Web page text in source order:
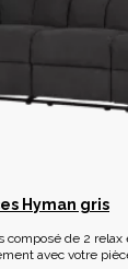
Hyman gris
composé de 2
pièce, Inclus porte gobelet.